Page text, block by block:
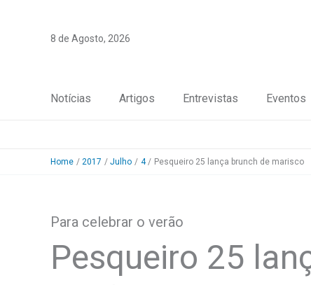
8 de Agosto, 2026
Notícias Artigos Entrevistas Eventos
Home 2017 Julho 4 Pesqueiro 25 lança brunch de marisco
Para celebrar o verão
Pesqueiro 25